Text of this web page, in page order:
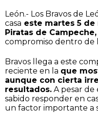
León.- Los Bravos de
casa este martes 5
Piratas de Campeche,
compromiso dentro de
Bravos llega a este
reciente en la que
aunque con cierta
resultados. A pesar
sabido responder en
un factor importante a